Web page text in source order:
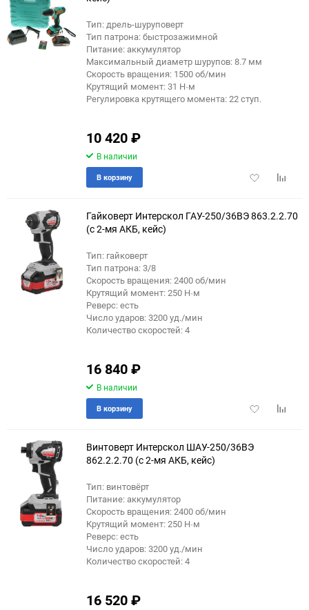
Тип: дрель-шуруповерт
Тип патрона: быстрозажимной
Питание: аккумулятор
Максимальный диаметр шурупов: 8.7 мм
Скорость вращения: 1500 об/мин
Крутящий момент: 31 Н·м
Регулировка крутящего момента: 22 ступ.
10 420₽
В наличии
Добавить
В корзину
Гайковерт Интерскол ГАУ-250/36ВЭ 863.2.2.70
(с 2-мя АКБ, кейс)
Тип: гайковерт
Тип патрона: 3/8
Скорость вращения: 2400 об/мин
Крутящий момент: 250 Н·м
Реверс: есть
Число ударов: 3200 уд./мин
Количество скоростей: 4
16 840₽
В наличии
Добавить
В корзину
Винтоверт Интерскол ШАУ-250/36ВЭ
862.2.2.70 (с 2-мя АКБ, кейс)
Тип: винтовёрт
Питание: аккумулятор
Скорость вращения: 2400 об/мин
Крутящий момент: 250 Н·м
Реверс: есть
Число ударов: 3200 уд./мин
Количество скоростей: 4
16 520₽